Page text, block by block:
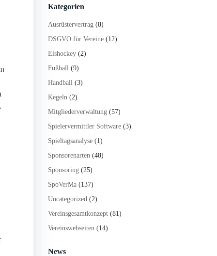
Kategorien
Ausrüstervertrag (8)
DSGVO für Vereine (12)
Eishockey (2)
Fußball (9)
Handball (3)
Kegeln (2)
Mitgliederverwaltung (57)
Spielervermittler Software (3)
Spieltagsanalyse (1)
Sponsorenarten (48)
Sponsoring (25)
SpoVerMa (137)
Uncategorized (2)
Vereinsgesamtkonzept (81)
Vereinswebseiten (14)
News